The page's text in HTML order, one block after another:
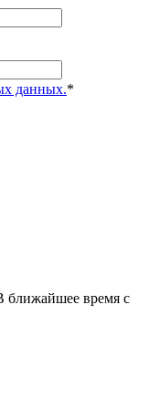
данных.*
ближайшее время с